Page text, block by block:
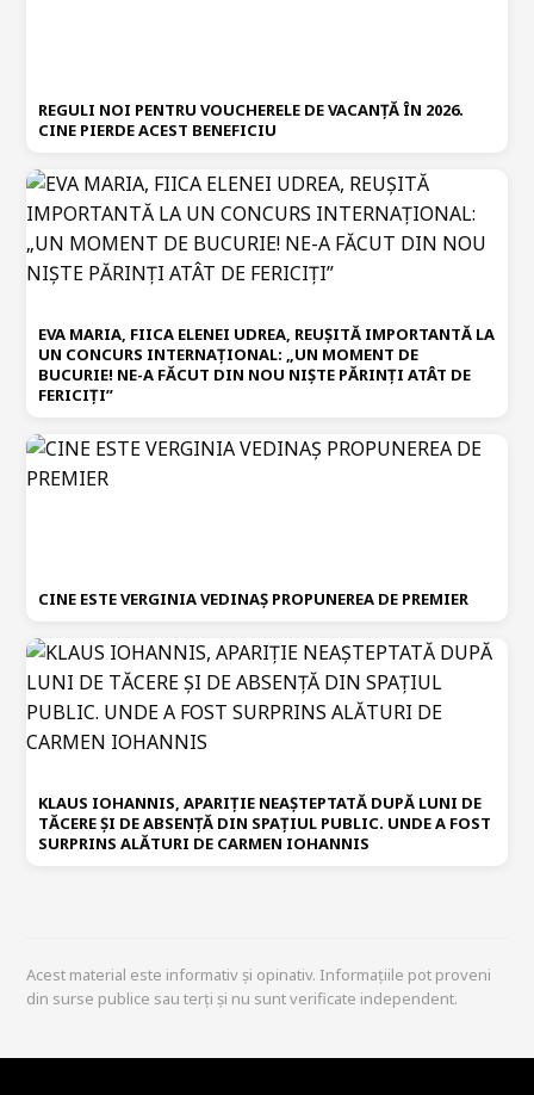
REGULI NOI PENTRU VOUCHERELE DE VACANȚĂ ÎN 2026.
CINE PIERDE ACEST BENEFICIU
EVA MARIA, FIICA ELENEI UDREA, REUȘITĂ IMPORTANTĂ LA
UN CONCURS INTERNAȚIONAL: „UN MOMENT DE
BUCURIE! NE-A FĂCUT DIN NOU NIȘTE PĂRINȚI ATÂT DE
FERICIȚI”
CINE ESTE VERGINIA VEDINAȘ PROPUNEREA DE PREMIER
KLAUS IOHANNIS, APARIȚIE NEAȘTEPTATĂ DUPĂ LUNI DE
TĂCERE ȘI DE ABSENȚĂ DIN SPAȚIUL PUBLIC. UNDE A FOST
SURPRINS ALĂTURI DE CARMEN IOHANNIS
Acest material este informativ și opinativ. Informațiile pot proveni
din surse publice sau terți și nu sunt verificate independent.